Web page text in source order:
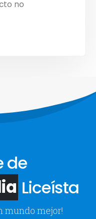
no
de
Liceísta
mundo mejor!